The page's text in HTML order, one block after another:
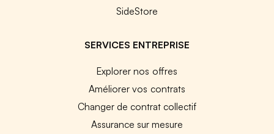
SideStore
SERVICES ENTREPRISE
Explorer nos offres
Améliorer vos contrats
Changer de contrat collectif
Assurance sur mesure